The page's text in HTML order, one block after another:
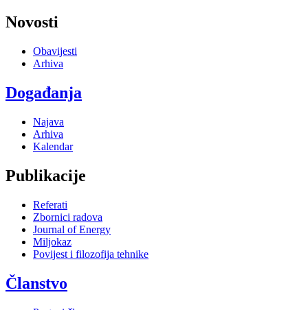
Novosti
Obavijesti
Arhiva
Događanja
Najava
Arhiva
Kalendar
Publikacije
Referati
Zbornici radova
Journal of Energy
Miljokaz
Povijest i filozofija tehnike
Članstvo